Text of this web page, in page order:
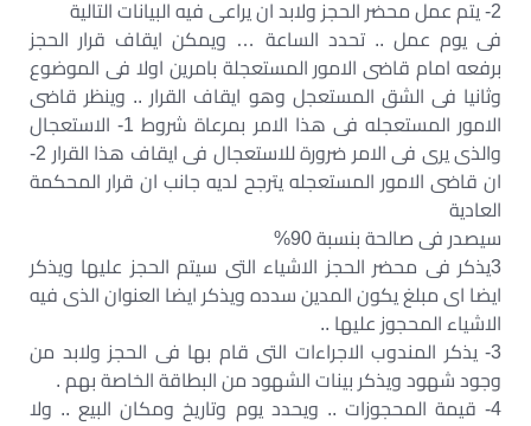
2- يتم عمل محضر الحجز ولابد ان يراعى فيه البيانات التالية
فى يوم عمل .. تحدد الساعة … ويمكن ايقاف قرار الحجز
برفعه امام قاضى الامور المستعجلة بامرين اولا فى الموضوع
وثانيا فى الشق المستعجل وهو ايقاف القرار .. وينظر قاضى
الامور المستعجله فى هذا الامر بمرعاة شروط 1- الاستعجال
والذى يرى فى الامر ضرورة للاستعجال فى ايقاف هذا القرار 2-
ان قاضى الامور المستعجله يترجح لديه جانب ان قرار المحكمة
العادية
سيصدر فى صالحة بنسبة 90%
3يذكر فى محضر الحجز الاشياء التى سيتم الحجز عليها ويذكر
ايضا اى مبلغ يكون المدين سدده ويذكر ايضا العنوان الذى فيه
الاشياء المحجوز عليها ..
3- يذكر المندوب الاجراءات التى قام بها فى الحجز ولابد من
وجود شهود ويذكر بينات الشهود من البطاقة الخاصة بهم .
4- قيمة المحجوزات .. ويحدد يوم وتاريخ ومكان البيع .. ولا